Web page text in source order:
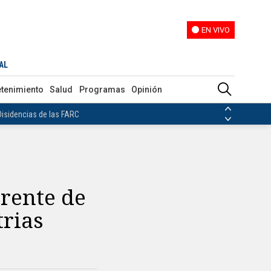
EN VIVO
Salud Programas Opinión
de las FARC
de las FARC
de